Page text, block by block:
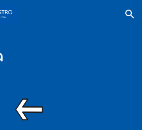
Skip to navigation